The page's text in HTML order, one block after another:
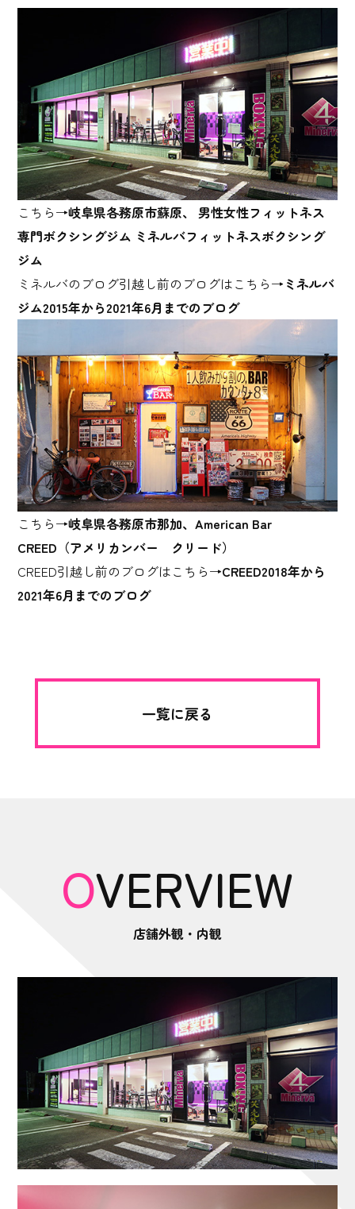
こちら→岐阜県各務原市蘇原、 男性女性フィットネス
専門ボクシングジム ミネルバフィットネスボクシング
ジム
ミネルバのブログ引越し前のブログはこちら→ ミネルバ
ジム2015年から2021年6月までのブログ
こちら→岐阜県各務原市那加、American Bar
CREED（アメリカンバー クリード）
CREED引越し前のブログはこちら→CREED2018年から
2021年6月までのブログ
一覧に戻る
OVERVIEW
店舗外観・内観